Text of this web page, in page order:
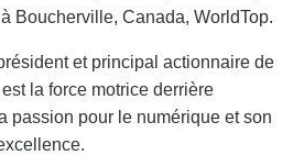
Boucherville, Canada, WorldTop.
et principal actionnaire de
la force motrice derrière
passion pour le numérique et son